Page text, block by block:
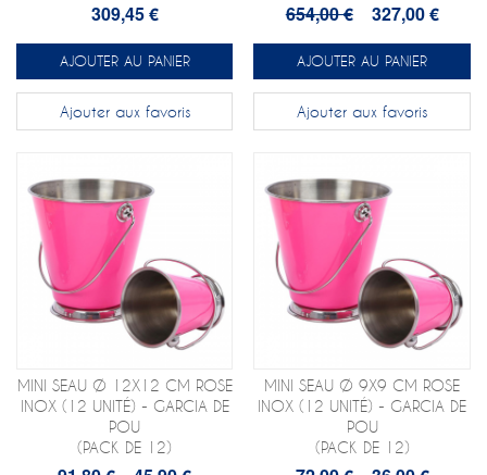
309,45 €
AJOUTER AU PANIER
Ajouter aux favoris
654,00 € 327,00 €
AJOUTER AU PANIER
Ajouter aux favoris
MINI SEAU Ø 12X12 CM ROSE
INOX (12 UNITÉ) - GARCIA DE
POU
(PACK DE 12)
MINI SEAU Ø 9X9 CM ROSE
INOX (12 UNITÉ) - GARCIA DE
POU
(PACK DE 12)